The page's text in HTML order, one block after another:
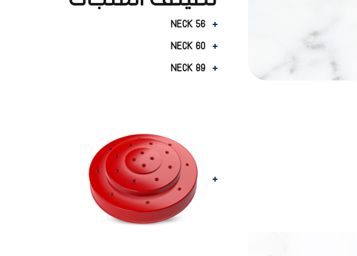
NECK 56
NECK 60
NECK 89